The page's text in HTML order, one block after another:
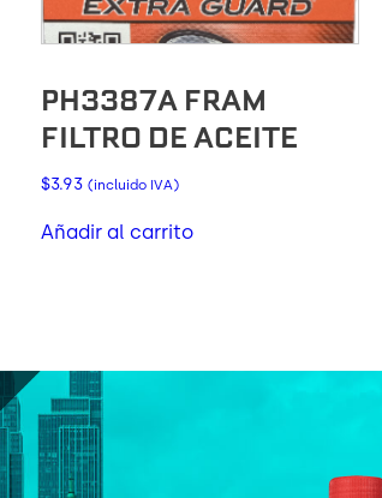
PH3387A FRAM
FILTRO DE ACEITE
$3.93 (incluido IVA)
Añadir al carrito